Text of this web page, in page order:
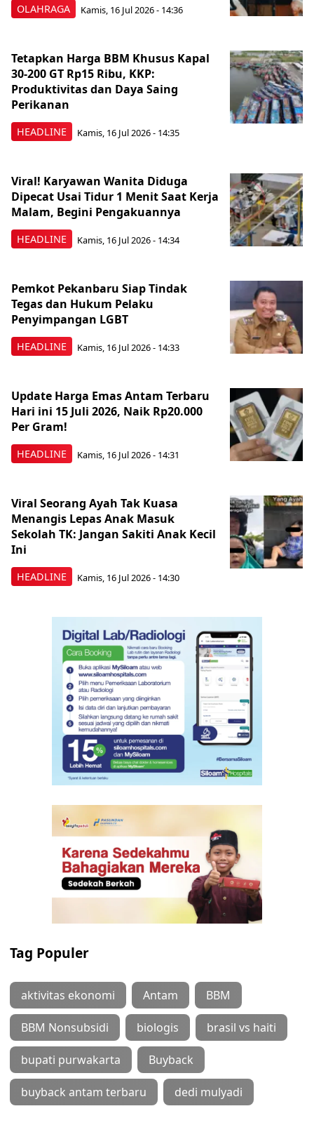
OLAHRAGA Kamis, 16 Jul 2026 - 14:36
HEADLINE
Tetapkan Harga BBM Khusus Kapal
30-200 GT Rp15 Ribu, KKP:
Produktivitas dan Daya Saing
Perikanan
Kamis, 16 Jul 2026 - 14:35
HEADLINE
Viral! Karyawan Wanita Diduga
Dipecat Usai Tidur 1 Menit Saat Kerja
Malam, Begini Pengakuannya
Kamis, 16 Jul 2026 - 14:34
HEADLINE
Pemkot Pekanbaru Siap Tindak
Tegas dan Hukum Pelaku
Penyimpangan LGBT
Kamis, 16 Jul 2026 - 14:33
HEADLINE
Update Harga Emas Antam Terbaru
Hari ini 15 Juli 2026, Naik Rp20.000
Per Gram!
Kamis, 16 Jul 2026 - 14:31
HEADLINE
Viral Seorang Ayah Tak Kuasa
Menangis Lepas Anak Masuk
Sekolah TK: Jangan Sakiti Anak Kecil
Ini
Kamis, 16 Jul 2026 - 14:30
Tag Populer
aktivitas ekonomi Antam BBM
BBM Nonsubsidi biologis brasil vs haiti
bupati purwakarta Buyback
buyback antam terbaru dedi mulyadi